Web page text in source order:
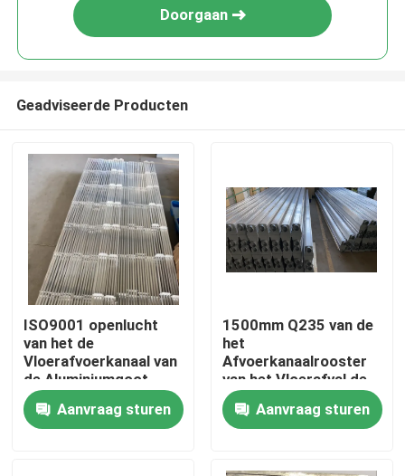
Huis
Doorgaan
Geadviseerde Producten
ISO9001 openlucht
van het de
Vloerafvoerkanaal van
de Aluminiumgoot
Corrosiebestendige
de Roostergrill
Aanvraag sturen
1500mm Q235 van de
het
Afvoerkanaalrooster
van het Vloerafval de
Dekkings Lichte
Structuur Met hoge
weerstand
Aanvraag sturen